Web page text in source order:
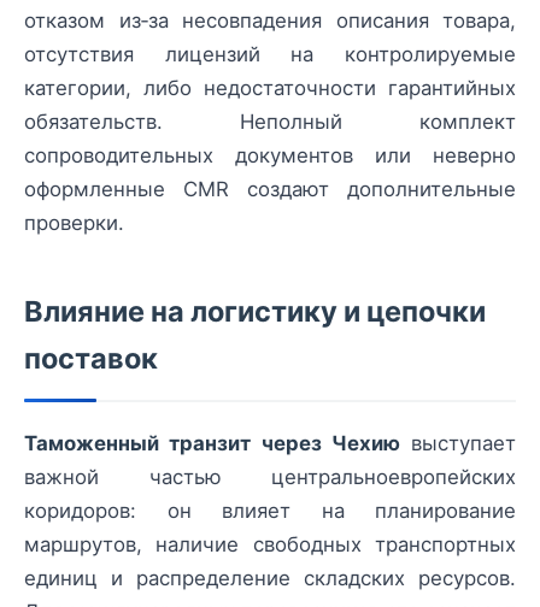
отказом из‑за несовпадения описания товара,
отсутствия лицензий на контролируемые
категории, либо недостаточности гарантийных
обязательств. Неполный комплект
сопроводительных документов или неверно
оформленные CMR создают дополнительные
проверки.
Влияние на логистику и цепочки
поставок
Таможенный транзит через Чехиювыступает
важной частью центральноевропейских
коридоров: он влияет на планирование
маршрутов, наличие свободных транспортных
единиц и распределение складских ресурсов.